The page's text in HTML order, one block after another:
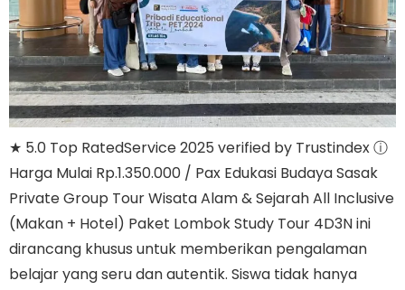
★ 5.0 Top RatedService 2025 verified by Trustindex ⓘ
Harga Mulai Rp.1.350.000 / Pax Edukasi Budaya Sasak
Private Group Tour Wisata Alam & Sejarah All Inclusive
(Makan + Hotel) Paket Lombok Study Tour 4D3N ini
dirancang khusus untuk memberikan pengalaman
belajar yang seru dan autentik. Siswa tidak hanya